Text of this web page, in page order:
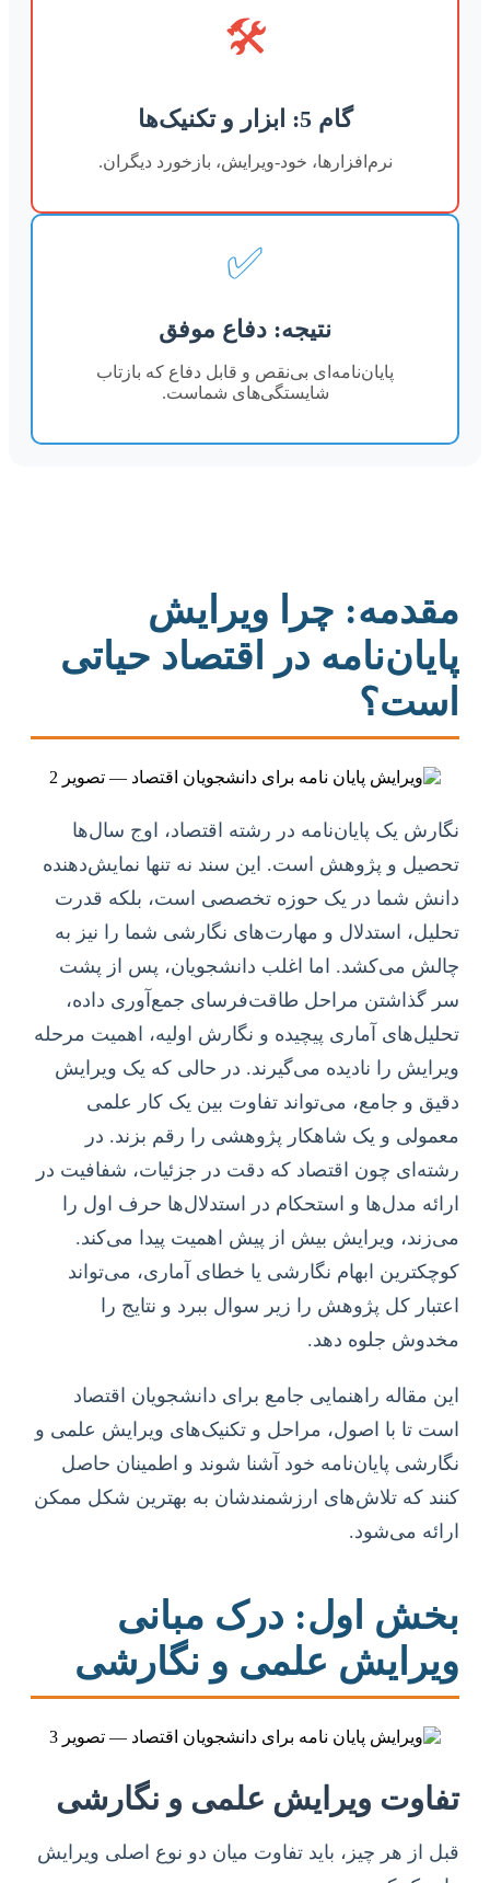
🛠️
گام 5: ابزار و تکنیک‌ها
نرم‌افزارها، خود-ویرایش، بازخورد دیگران.
✅
نتیجه: دفاع موفق
پایان‌نامه‌ای بی‌نقص و قابل دفاع که بازتاب
شایستگی‌های شماست.
مقدمه: چرا ویرایش
پایان‌نامه در اقتصاد حیاتی
است؟
نگارش یک پایان‌نامه در رشته اقتصاد، اوج سال‌ها
تحصیل و پژوهش است. این سند نه تنها نمایش‌دهنده
دانش شما در یک حوزه تخصصی است، بلکه قدرت
تحلیل، استدلال و مهارت‌های نگارشی شما را نیز به
چالش می‌کشد. اما اغلب دانشجویان، پس از پشت
سر گذاشتن مراحل طاقت‌فرسای جمع‌آوری داده،
تحلیل‌های آماری پیچیده و نگارش اولیه، اهمیت مرحله
ویرایش را نادیده می‌گیرند. در حالی که یک ویرایش
دقیق و جامع، می‌تواند تفاوت بین یک کار علمی
معمولی و یک شاهکار پژوهشی را رقم بزند. در
رشته‌ای چون اقتصاد که دقت در جزئیات، شفافیت در
ارائه مدل‌ها و استحکام در استدلال‌ها حرف اول را
می‌زند، ویرایش بیش از پیش اهمیت پیدا می‌کند.
کوچکترین ابهام نگارشی یا خطای آماری، می‌تواند
اعتبار کل پژوهش را زیر سوال ببرد و نتایج را
مخدوش جلوه دهد.
این مقاله راهنمایی جامع برای دانشجویان اقتصاد
است تا با اصول، مراحل و تکنیک‌های ویرایش علمی و
نگارشی پایان‌نامه خود آشنا شوند و اطمینان حاصل
کنند که تلاش‌های ارزشمندشان به بهترین شکل ممکن
ارائه می‌شود.
بخش اول: درک مبانی
ویرایش علمی و نگارشی
تفاوت ویرایش علمی و نگارشی
قبل از هر چیز، باید تفاوت میان دو نوع اصلی ویرایش